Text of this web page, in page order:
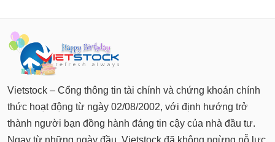
Vietstock – Cổng thông tin tài chính và chứng khoán chính
thức hoạt động từ ngày 02/08/2002, với định hướng trở
thành người bạn đồng hành đáng tin cậy của nhà đầu tư.
Ngay từ những ngày đầu, Vietstock đã không ngừng nỗ lực